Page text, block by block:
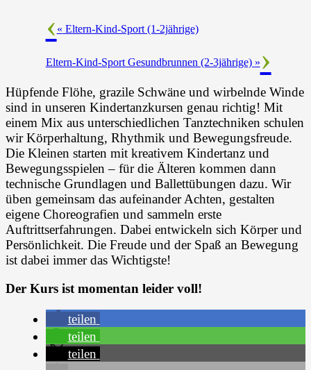
« Eltern-Kind-Sport (1-2jährige)
Eltern-Kind-Sport Gesundbrunnen (2-3jährige) »
Hüpfende Flöhe, grazile Schwäne und wirbelnde Winde
sind in unseren Kindertanzkursen genau richtig! Mit
einem Mix aus unterschiedlichen Tanztechniken schulen
wir Körperhaltung, Rhythmik und Bewegungsfreude.
Die Kleinen starten mit kreativem Kindertanz und
Bewegungsspielen – für die Älteren kommen dann
technische Grundlagen und Ballettübungen dazu. Wir
üben gemeinsam das aufeinander Achten, gestalten
eigene Choreografien und sammeln erste
Auftrittserfahrungen. Dabei entwickeln sich Körper und
Persönlichkeit. Die Freude und der Spaß an Bewegung
ist dabei immer das Wichtigste!
Der Kurs ist momentan leider voll!
teilen
teilen
teilen